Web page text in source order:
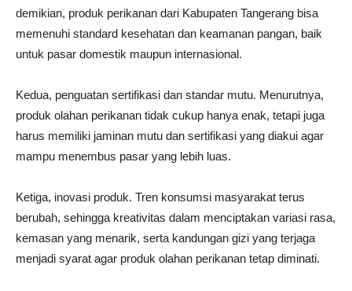
demikian, produk perikanan dari Kabupaten Tangerang bisa
memenuhi standard kesehatan dan keamanan pangan, baik
untuk pasar domestik maupun internasional.
Kedua, penguatan sertifikasi dan standar mutu. Menurutnya,
produk olahan perikanan tidak cukup hanya enak, tetapi juga
harus memiliki jaminan mutu dan sertifikasi yang diakui agar
mampu menembus pasar yang lebih luas.
Ketiga, inovasi produk. Tren konsumsi masyarakat terus
berubah, sehingga kreativitas dalam menciptakan variasi rasa,
kemasan yang menarik, serta kandungan gizi yang terjaga
menjadi syarat agar produk olahan perikanan tetap diminati.